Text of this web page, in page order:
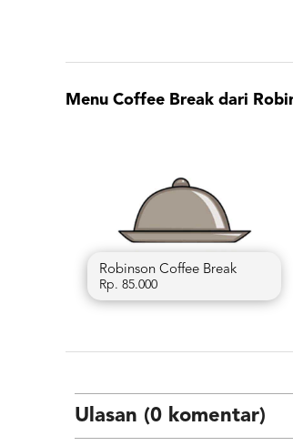
Menu Coffee Break dari
Robinson Coffee Break
Rp. 85.000
Ulasan (0 komentar)